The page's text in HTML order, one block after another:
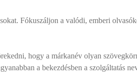
Fókuszáljon a valódi, emberi
hogy a márkanév olyan
a bekezdésben a szolgáltatás